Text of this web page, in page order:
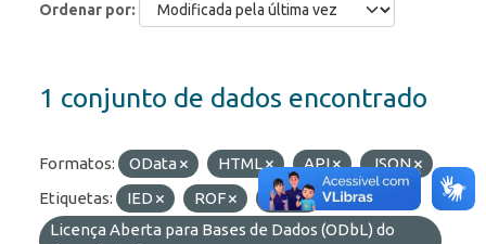
Ordenar por
1 conjunto de dados encontrado
Formatos: OData HTML API
JSON
Etiquetas:
IED ROF RDE
Licenças:
Licença Aberta para Bases de Dados (ODbL) do